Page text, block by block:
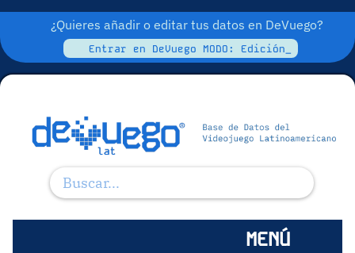
¿Quieres añadir o editar tus datos en DeVuego?
Entrar en DeVuego MODO: Edición_
MENÚ